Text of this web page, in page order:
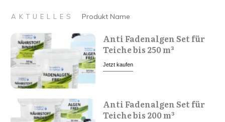
AKTUELLES Produkt Name
Anti Fadenalgen Set für
Teiche bis 250 m³
Jetzt kaufen
Anti Fadenalgen Set für
Teiche bis 200 m³